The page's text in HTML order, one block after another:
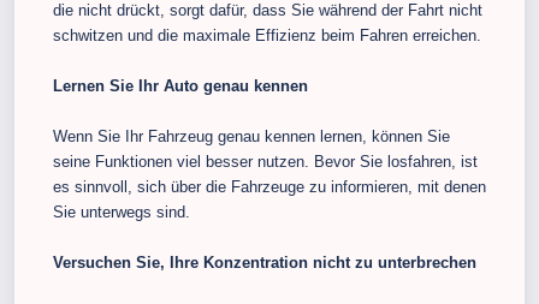
die nicht drückt, sorgt dafür, dass Sie während der Fahrt nicht
schwitzen und die maximale Effizienz beim Fahren erreichen.
Lernen Sie Ihr Auto genau kennen
Wenn Sie Ihr Fahrzeug genau kennen lernen, können Sie
seine Funktionen viel besser nutzen. Bevor Sie losfahren, ist
es sinnvoll, sich über die Fahrzeuge zu informieren, mit denen
Sie unterwegs sind.
Versuchen Sie, Ihre Konzentration nicht zu unterbrechen